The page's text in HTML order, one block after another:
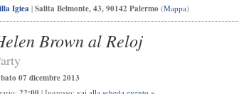
Igiea | Salita Belmonte, 43, 90142 Palermo (Mappa)
Brown al Reloj
07 dicembre 2013